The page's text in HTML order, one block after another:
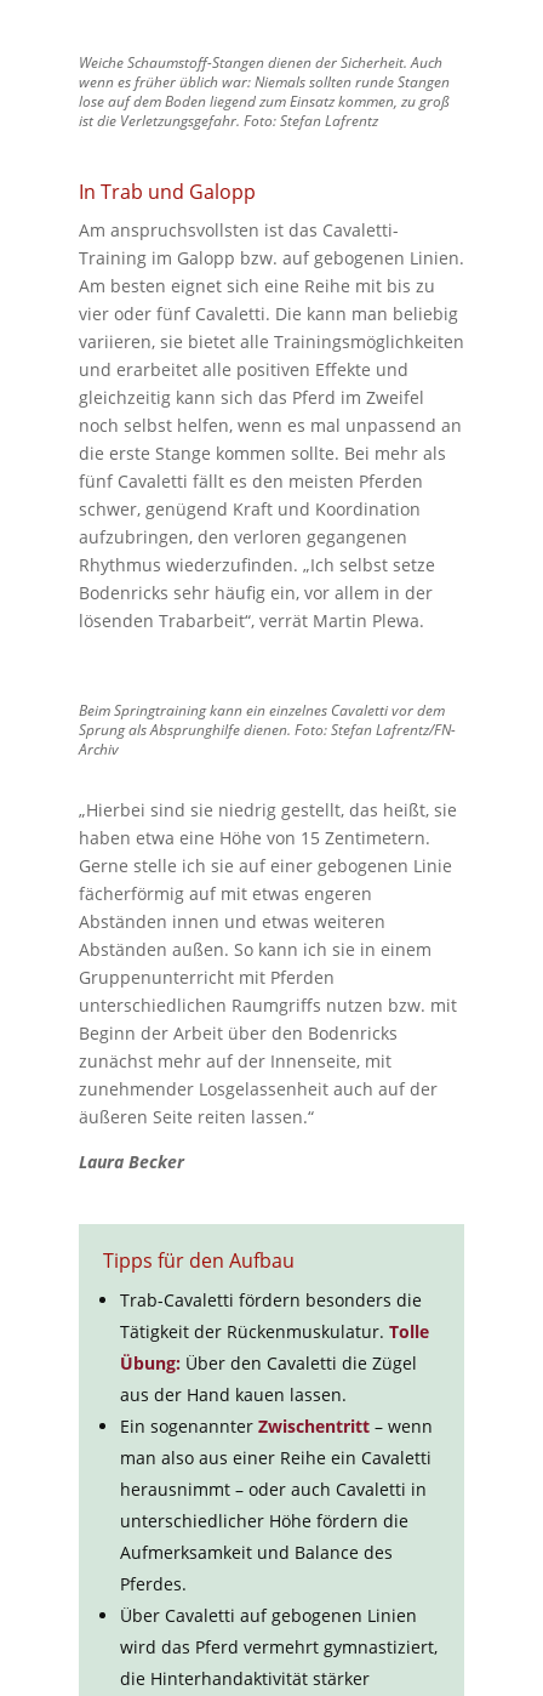
Weiche Schaumstoff-Stangen dienen der Sicherheit. Auch
wenn es früher üblich war: Niemals sollten runde Stangen
lose auf dem Boden liegend zum Einsatz kommen, zu groß
ist die Verletzungsgefahr. Foto: Stefan Lafrentz
In Trab und Galopp
Am anspruchsvollsten ist das Cavaletti-
Training im Galopp bzw. auf gebogenen Linien.
Am besten eignet sich eine Reihe mit bis zu
vier oder fünf Cavaletti. Die kann man beliebig
variieren, sie bietet alle Trainingsmöglichkeiten
und erarbeitet alle positiven Effekte und
gleichzeitig kann sich das Pferd im Zweifel
noch selbst helfen, wenn es mal unpassend an
die erste Stange kommen sollte. Bei mehr als
fünf Cavaletti fällt es den meisten Pferden
schwer, genügend Kraft und Koordination
aufzubringen, den verloren gegangenen
Rhythmus wiederzufinden. „Ich selbst setze
Bodenricks sehr häufig ein, vor allem in der
lösenden Trabarbeit“, verrät Martin Plewa.
Beim Springtraining kann ein einzelnes Cavaletti vor dem
Sprung als Absprunghilfe dienen. Foto: Stefan Lafrentz/FN-
Archiv
„Hierbei sind sie niedrig gestellt, das heißt, sie
haben etwa eine Höhe von 15 Zentimetern.
Gerne stelle ich sie auf einer gebogenen Linie
fächerförmig auf mit etwas engeren
Abständen innen und etwas weiteren
Abständen außen. So kann ich sie in einem
Gruppenunterricht mit Pferden
unterschiedlichen Raumgriffs nutzen bzw. mit
Beginn der Arbeit über den Bodenricks
zunächst mehr auf der Innenseite, mit
zunehmender Losgelassenheit auch auf der
äußeren Seite reiten lassen.“
Laura Becker
Tipps für den Aufbau
Trab-Cavaletti fördern besonders die
Tätigkeit der Rückenmuskulatur. Tolle
Übung:Über den Cavaletti die Zügel
aus der Hand kauen lassen.
Ein sogenannter Zwischentritt– wenn
man also aus einer Reihe ein Cavaletti
herausnimmt – oder auch Cavaletti in
unterschiedlicher Höhe fördern die
Aufmerksamkeit und Balance des
Pferdes.
Über Cavaletti auf gebogenen Linien
wird das Pferd vermehrt gymnastiziert,
die Hinterhandaktivität stärker